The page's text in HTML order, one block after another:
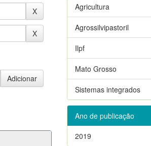
Agricultura
Agrossilvipastoril
Ilpf
Mato Grosso
Sistemas integrados
Ano de publicação
2019